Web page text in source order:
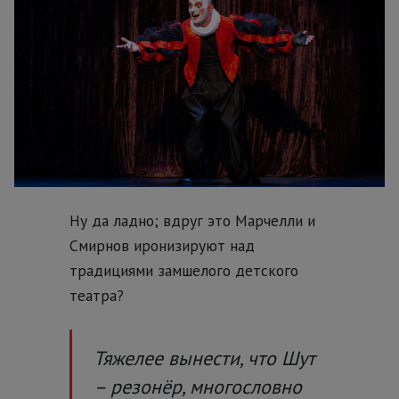
Ну да ладно; вдруг это Марчелли и
Смирнов иронизируют над
традициями замшелого детского
театра?
Тяжелее вынести, что Шут
– резонёр, многословно